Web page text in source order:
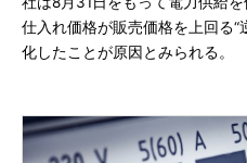
仕入れ価格が販売価格を上回る
化したことが原因とみられる。